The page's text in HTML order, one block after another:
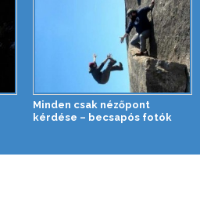
Minden csak nézőpont
kérdése – becsapós fotók